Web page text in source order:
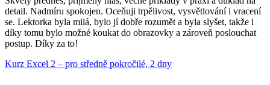
detail. Nadmíru spokojen. Oceňuji trpělivost, vysvětlování i vracení
se. Lektorka byla milá, bylo jí dobře rozumět a byla slyšet, takže i
díky tomu bylo možné koukat do obrazovky a zároveň poslouchat
postup. Díky za to!
Kurz Excel 2 – pro středně pokročilé, 2 dny